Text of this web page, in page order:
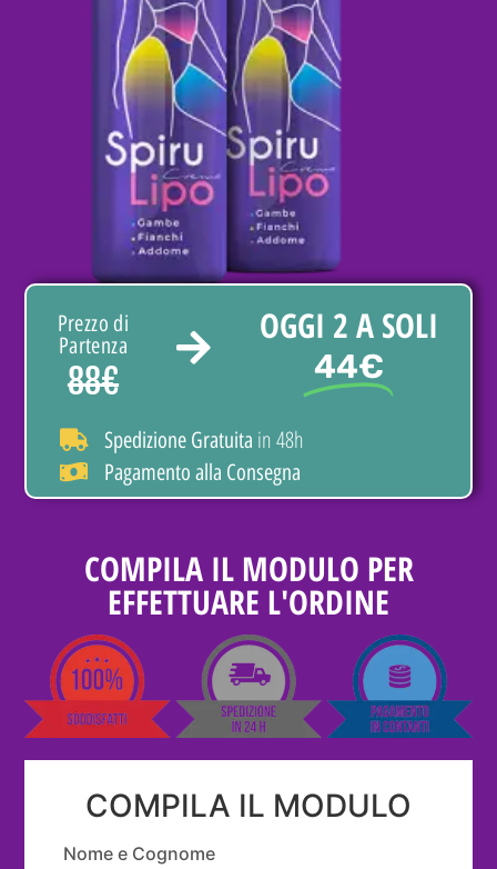
Prezzo di
Partenza
88€
OGGI 2 A SOLI
44€
Spedizione Gratuita in 48h
Pagamento alla Consegna
COMPILA IL MODULO PER
EFFETTUARE L'ORDINE